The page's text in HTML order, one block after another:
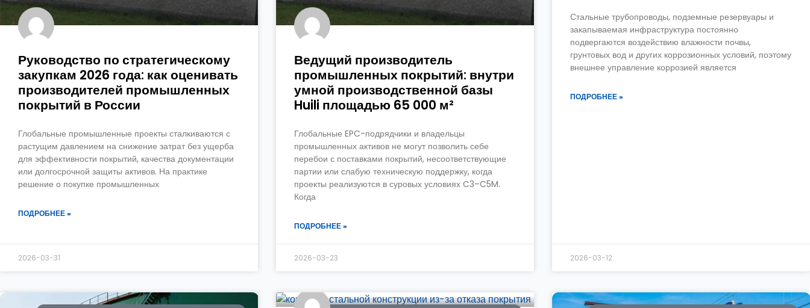
Руководство по стратегическому
закупкам 2026 года: как оценивать
производителей промышленных
покрытий в России
Глобальные промышленные проекты сталкиваются с
растущим давлением на снижение затрат без ущерба
для эффективности покрытий, качества документации
или долгосрочной защиты активов. На практике
решение о покупке промышленных
ПОДРОБНЕЕ »
2026-03-31
Ведущий производитель
промышленных покрытий: внутри
умной производственной базы
Huili площадью 65 000 м²
Глобальные EPC-подрядчики и владельцы
промышленных активов не могут позволить себе
перебои с поставками покрытий, несоответствующие
партии или слабую техническую поддержку, когда
проекты реализуются в суровых условиях C3–C5M.
Когда
ПОДРОБНЕЕ »
2026-03-23
Стальные трубопроводы, подземные резервуары и
закапываемая инфраструктура постоянно
подвергаются воздействию влажности почвы,
грунтовых вод и других коррозионных условий, поэтому
внешнее управление коррозией является
ПОДРОБНЕЕ »
2026-03-12